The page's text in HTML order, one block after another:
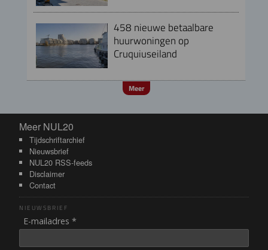
458 nieuwe betaalbare
huurwoningen op
Cruquiuseiland
Meer
Meer NUL20
Meer NUL20
Tijdschriftarchief
Nieuwsbrief
NUL20 RSS-feeds
Disclaimer
Contact
NIEUWSBRIEF
E-mailadres *